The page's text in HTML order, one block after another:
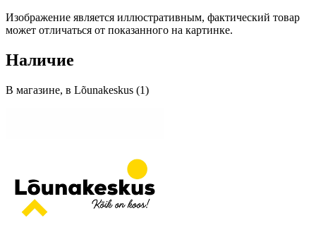
Изображение является иллюстративным, фактический товар
может отличаться от показанного на картинке.
Наличие
В магазине, в Lõunakeskus (1)